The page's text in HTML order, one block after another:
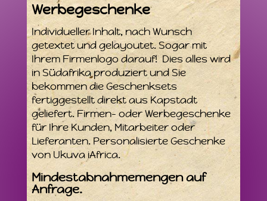
Werbegeschenke
Individueller Inhalt, nach Wunsch
getextet und gelayoutet. Sogar mit
Ihrem Firmenlogo darauf! Dies alles wird
in Südafrika produziert und Sie
bekommen die Geschenksets
fertiggestellt direkt aus Kapstadt
geliefert. Firmen- oder Werbegeschenke
für Ihre Kunden, Mitarbeiter oder
Lieferanten. Personalisierte Geschenke
von Ukuva iAfrica.
Mindestabnahmemengen auf
Anfrage.